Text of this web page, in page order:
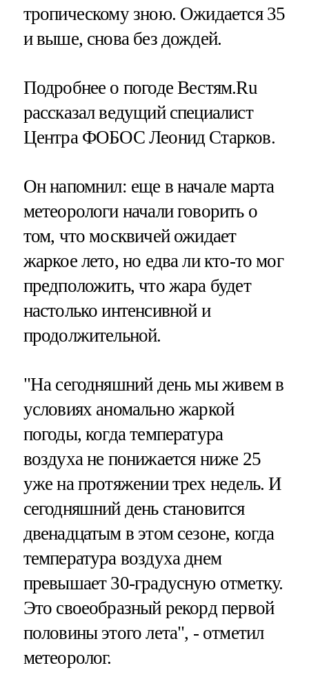
тропическому зною. Ожидается 35
и выше, снова без дождей.
Подробнее о погоде Вестям.Ru
рассказал ведущий специалист
Центра ФОБОС Леонид Старков.
Он напомнил: еще в начале марта
метеорологи начали говорить о
том, что москвичей ожидает
жаркое лето, но едва ли кто-то мог
предположить, что жара будет
настолько интенсивной и
продолжительной.
"На сегодняшний день мы живем в
условиях аномально жаркой
погоды, когда температура
воздуха не понижается ниже 25
уже на протяжении трех недель. И
сегодняшний день становится
двенадцатым в этом сезоне, когда
температура воздуха днем
превышает 30-градусную отметку.
Это своеобразный рекорд первой
половины этого лета", - отметил
метеоролог.